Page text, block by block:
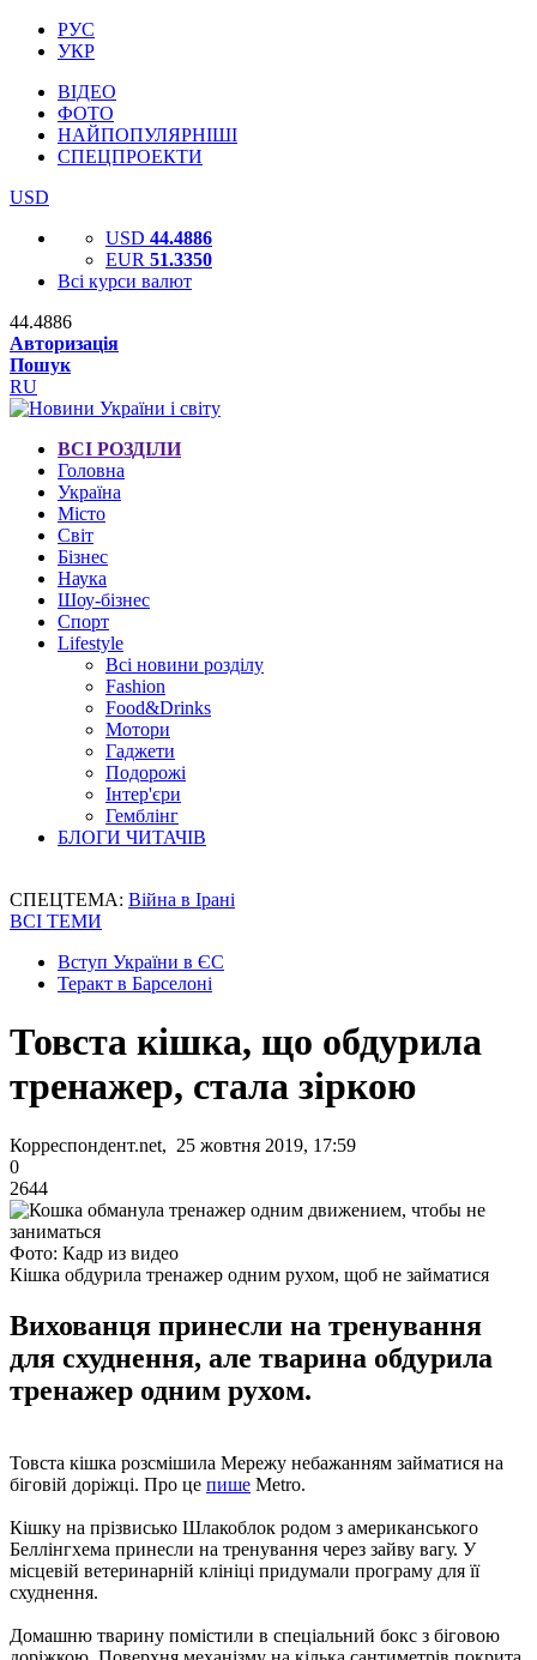
РУС
УКР
ВІДЕО
ФОТО
НАЙПОПУЛЯРНІШІ
СПЕЦПРОЕКТИ
USD
USD 44.4886
EUR 51.3350
Всі курси валют
44.4886
Авторизація
Пошук
RU
ВСІ РОЗДІЛИ
Головна
Україна
Місто
Світ
Бізнес
Наука
Шоу-бізнес
Спорт
Lifestyle
Всі новини розділу
Fashion
Food&Drinks
Мотори
Гаджети
Подорожі
Інтер'єри
Гемблінг
БЛОГИ ЧИТАЧІВ
СПЕЦТЕМА: Війна в Ірані
ВСІ ТЕМИ
Вступ України в ЄС
Теракт в Барселоні
Товста кішка, що обдурила
тренажер, стала зіркою
Корреспондент.net, 25 жовтня 2019, 17:59
0
2644
Фото: Кадр из видео
Кішка обдурила тренажер одним рухом, щоб не займатися
Вихованця принесли на тренування
для схуднення, але тварина обдурила
тренажер одним рухом.
Товста кішка розсмішила Мережу небажанням займатися на
біговій доріжці. Про це пише Metro.
Кішку на прізвисько Шлакоблок родом з американського
Беллінгхема принесли на тренування через зайву вагу. У
місцевій ветеринарній клініці придумали програму для її
схуднення.
Домашню тварину помістили в спеціальний бокс з біговою